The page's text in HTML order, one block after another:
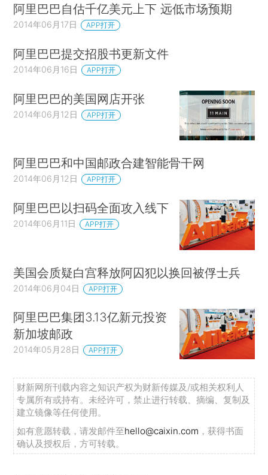
阿里巴巴自估千亿美元上下 远低市场预期
2014年06月17日 APP打开
阿里巴巴提交招股书更新文件
2014年06月16日 APP打开
阿里巴巴的美国网店开张
2014年06月12日 APP打开
阿里巴巴和中国邮政合建智能骨干网
2014年06月12日 APP打开
阿里巴巴以扫码全面攻入线下
2014年06月11日 APP打开
美国会质疑白宫释放阿囚犯以换回被俘士兵
2014年06月04日 APP打开
阿里巴巴集团3.13亿新元投资
新加坡邮政
2014年05月28日 APP打开
财新网所刊载内容之知识产权为财新传媒及/或相关权利人
专属所有或持有。未经许可，禁止进行转载、摘编、复制及
建立镜像等任何使用。
如有意愿转载，请发邮件至hello@caixin.com ，获得书面
确认及授权后，方可转载。